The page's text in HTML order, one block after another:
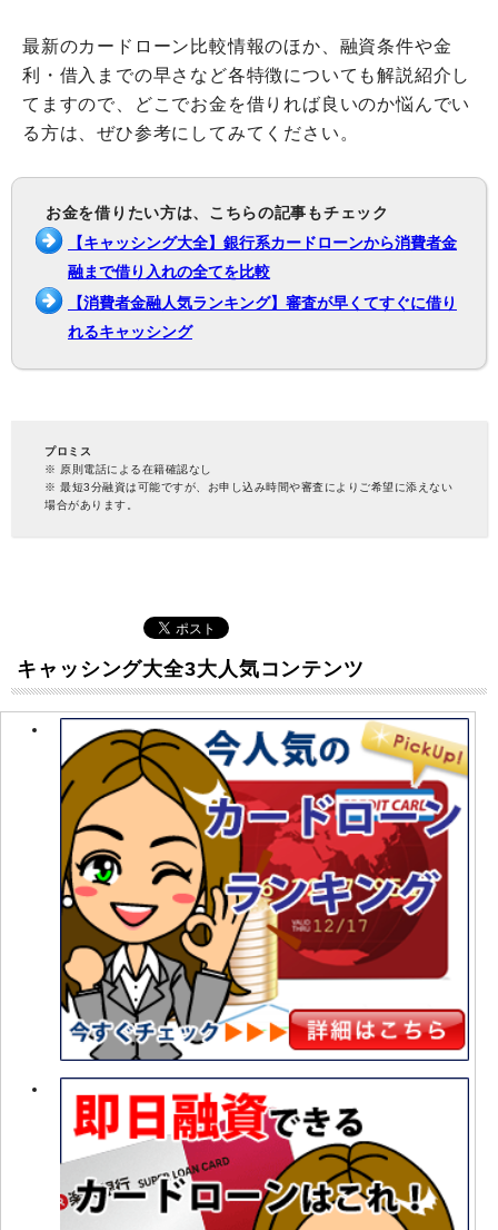
最新のカードローン比較情報のほか、融資条件や金
利・借入までの早さなど各特徴についても解説紹介し
てますので、どこでお金を借りれば良いのか悩んでい
る方は、ぜひ参考にしてみてください。
お金を借りたい方は、こちらの記事もチェック
【キャッシング大全】銀行系カードローンから消費者金
融まで借り入れの全てを比較
【消費者金融人気ランキング】審査が早くてすぐに借り
れるキャッシング
プロミス
※ 原則電話による在籍確認なし
※ 最短3分融資は可能ですが、お申し込み時間や審査によりご希望に添えない
場合があります。
キャッシング大全3大人気コンテンツ